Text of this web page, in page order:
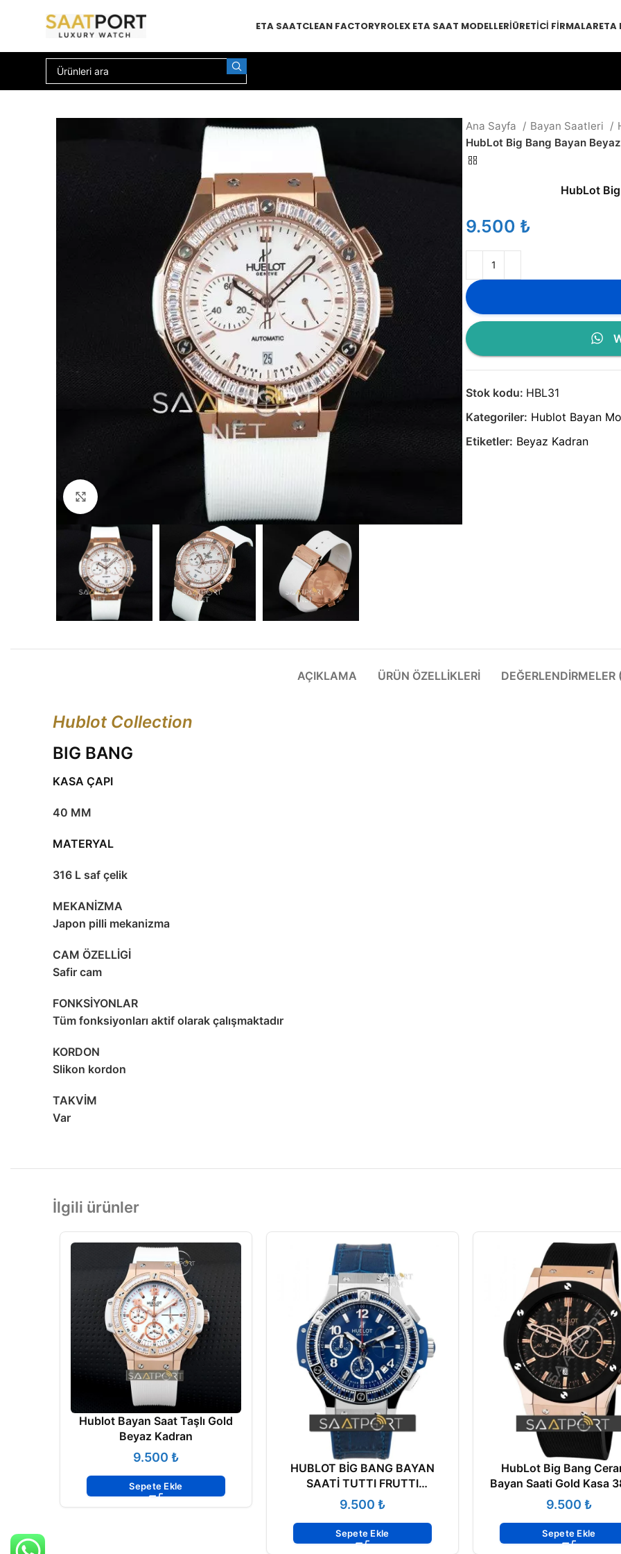
ETA SAATCLEAN FACTORYROLEX ETA SAAT MODELLERIÜRETICI FIRMALARETA
Ana Sayfa Bayan Saatleri
HubLot Big Bang Bayan
HubLot
₺
Stok kodu: HBL31
Kategoriler: Hublot Bayan
Etiketler: Beyaz Kadran
AÇIKLAMA ÜRÜN ÖZELLIKLERI DEĞERLENDIRMELER
Hublot Collection
BIG BANG
KASA ÇAPI
40 MM
MATERYAL
316 L saf çelik
MEKANİZMA
Japon pilli mekanizma
CAM ÖZELLİGİ
Safir cam
FONKSİYONLAR
Tüm fonksiyonları aktif olarak çalışmaktadır
KORDON
Slikon kordon
TAKVİM
Var
İlgili ürünler
Hublot Bayan Saat Taşlı Gold
Beyaz Kadran
₺
Sepete Ekle
HUBLOT BİG BANG BAYAN
SAATİ TUTTI FRUTTI
341.SL.5190.LR.1901
₺
Sepete Ekle
HubLot Big Bang
Bayan Saati Gold Kasa
₺
Sepete Ekle